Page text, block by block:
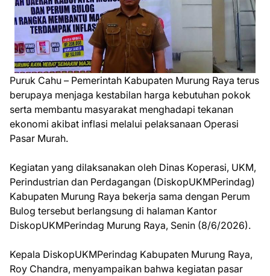
Puruk Cahu – Pemerintah Kabupaten Murung Raya terus
berupaya menjaga kestabilan harga kebutuhan pokok
serta membantu masyarakat menghadapi tekanan
ekonomi akibat inflasi melalui pelaksanaan Operasi
Pasar Murah.
Kegiatan yang dilaksanakan oleh Dinas Koperasi, UKM,
Perindustrian dan Perdagangan (DiskopUKMPerindag)
Kabupaten Murung Raya bekerja sama dengan Perum
Bulog tersebut berlangsung di halaman Kantor
DiskopUKMPerindag Murung Raya, Senin (8/6/2026).
Kepala DiskopUKMPerindag Kabupaten Murung Raya,
Roy Chandra, menyampaikan bahwa kegiatan pasar